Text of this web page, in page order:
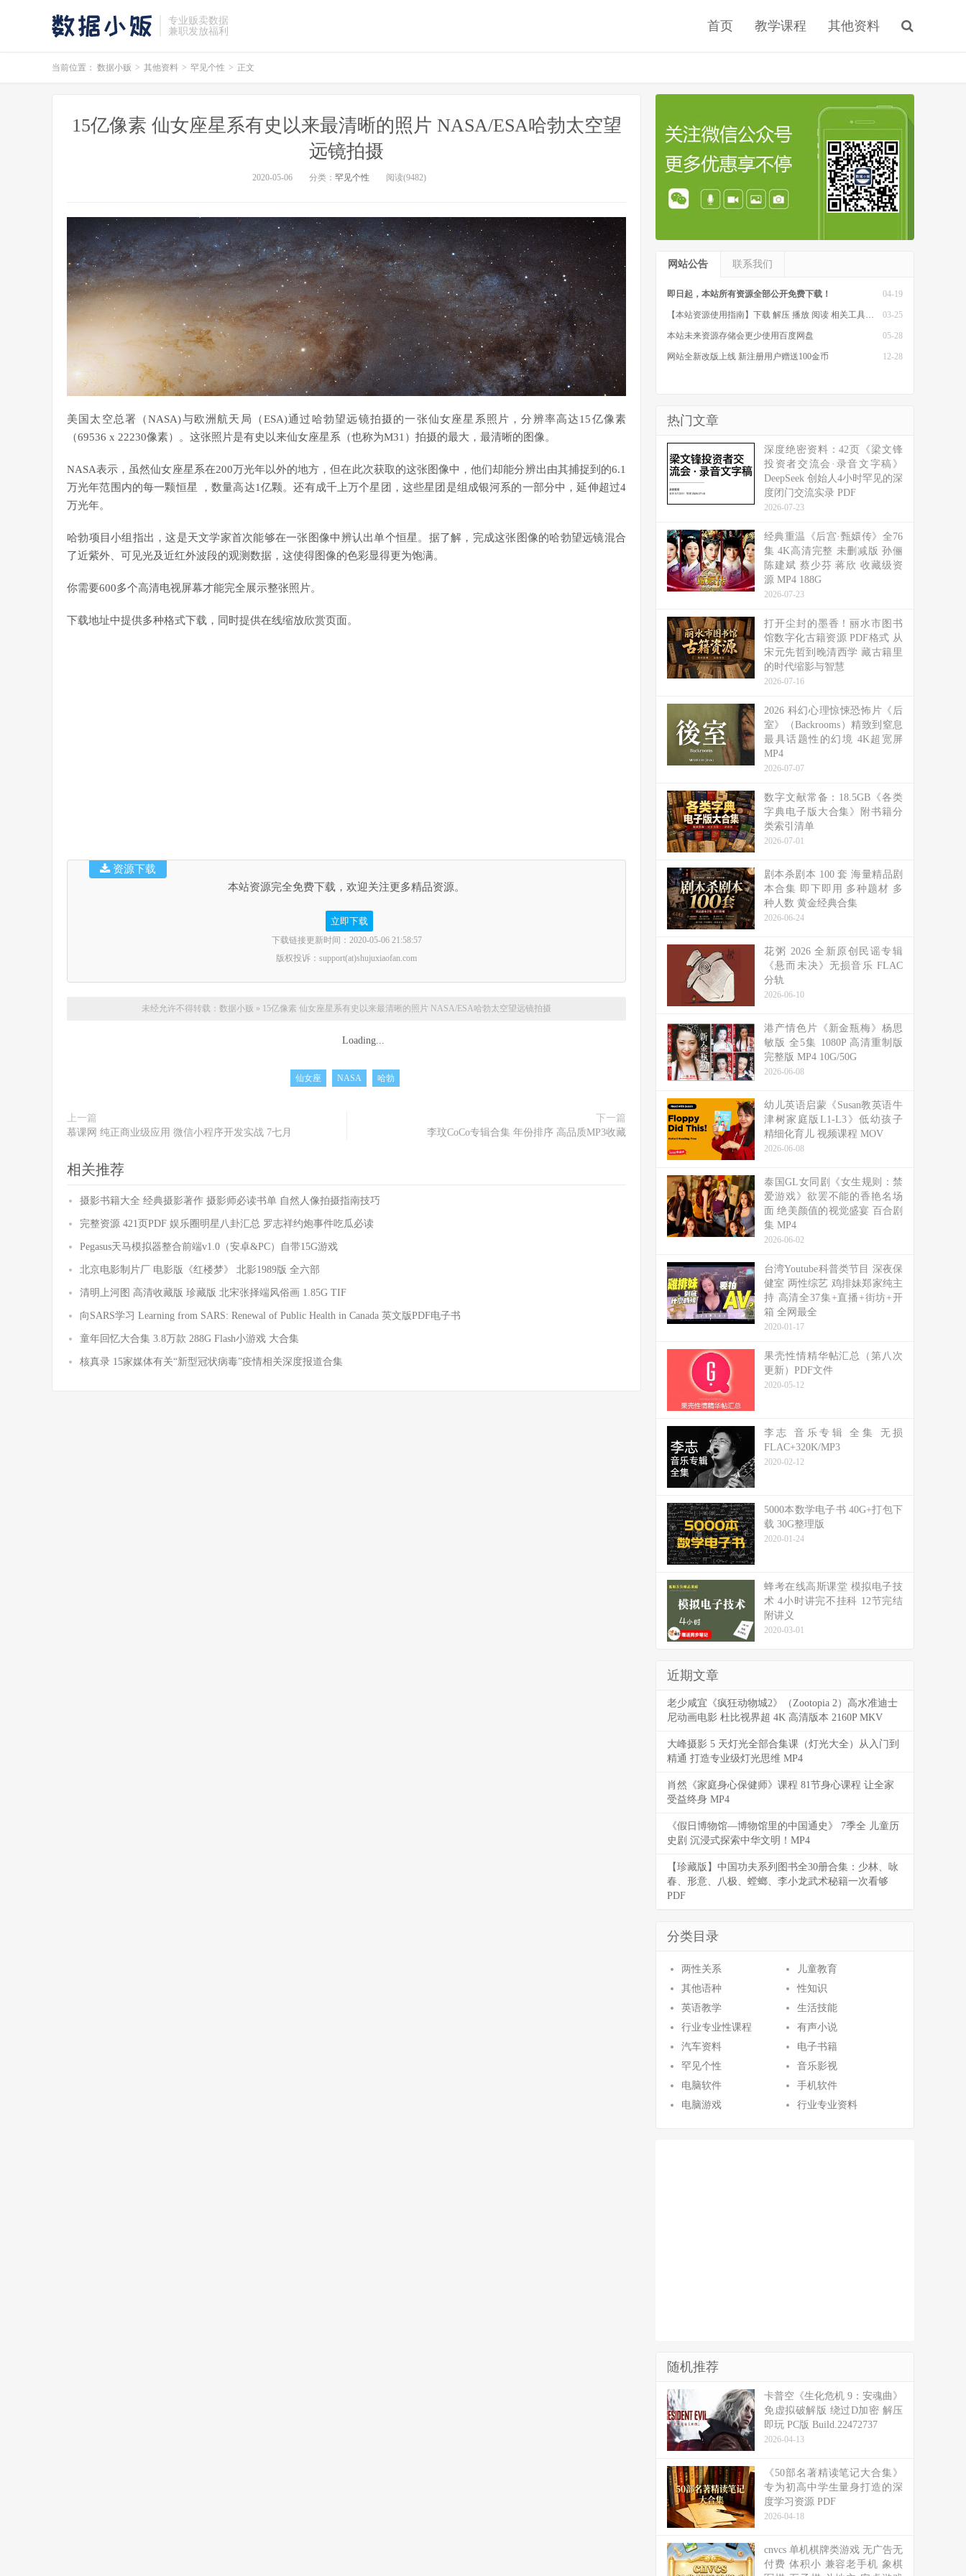
专业贩卖数据
兼职发放福利
首页 教学课程 其他资料
当前位置： 数据小贩 > 其他资料 > 罕见个性 > 正文
15亿像素 仙女座星系有史以来最清晰的照片 NASA/ESA哈勃太空望
远镜拍摄
2020-05-06 分类： 罕见个性 阅读(9482)
美国太空总署（NASA)与欧洲航天局（ESA)通过哈勃望远镜拍摄的一张仙女座星系照片，分辨率高达15亿像素
（69536 x 22230像素）。这张照片是有史以来仙女座星系（也称为M31）拍摄的最大，最清晰的图像。
NASA表示，虽然仙女座星系在200万光年以外的地方，但在此次获取的这张图像中，他们却能分辨出由其捕捉到的6.1
万光年范围内的每一颗恒星 ，数量高达1亿颗。还有成千上万个星团，这些星团是组成银河系的一部分中，延伸超过4
万光年。
哈勃项目小组指出，这是天文学家首次能够在一张图像中辨认出单个恒星。据了解，完成这张图像的哈勃望远镜混合
了近紫外、可见光及近红外波段的观测数据，这使得图像的色彩显得更为饱满。
你需要600多个高清电视屏幕才能完全展示整张照片。
下载地址中提供多种格式下载，同时提供在线缩放欣赏页面。
本站资源完全免费下载，欢迎关注更多精品资源。
立即下载
下载链接更新时间：2020-05-06 21:58:57
版权投诉：support(at)shujuxiaofan.com
资源下载
未经允许不得转载： 数据小贩 » 15亿像素 仙女座星系有史以来最清晰的照片 NASA/ESA哈勃太空望远镜拍摄
Loading...
仙女座 NASA 哈勃
上一篇
慕课网 纯正商业级应用 微信小程序开发实战 7七月
下一篇
李玟CoCo专辑合集 年份排序 高品质MP3收藏
相关推荐
摄影书籍大全 经典摄影著作 摄影师必读书单 自然人像拍摄指南技巧
完整资源 421页PDF 娱乐圈明星八卦汇总 罗志祥约炮事件吃瓜必读
Pegasus天马模拟器整合前端v1.0（安卓&PC）自带15G游戏
北京电影制片厂 电影版《红楼梦》 北影1989版 全六部
清明上河图 高清收藏版 珍藏版 北宋张择端风俗画 1.85G TIF
向SARS学习 Learning from SARS: Renewal of Public Health in Canada 英文版PDF电子书
童年回忆大合集 3.8万款 288G Flash小游戏 大合集
核真录 15家媒体有关“新型冠状病毒”疫情相关深度报道合集
网站公告 联系我们
04-19
即日起，本站所有资源全部公开免费下载！
03-25
【本站资源使用指南】下载 解压 播放 阅读 相关工具软件
05-28
本站未来资源存储会更少使用百度网盘
12-28
网站全新改版上线 新注册用户赠送100金币
热门文章
深度绝密资料：42页《梁文锋
投资者交流会·录音文字稿》
DeepSeek 创始人4小时罕见的深
度闭门交流实录 PDF
2026-07-23
经典重温《后宫·甄嬛传》全76
集 4K高清完整 未删减版 孙俪
陈建斌 蔡少芬 蒋欣 收藏级资
源 MP4 188G
2026-07-23
打开尘封的墨香！丽水市图书
馆数字化古籍资源 PDF格式 从
宋元先哲到晚清西学 藏古籍里
的时代缩影与智慧
2026-07-16
2026 科幻心理惊悚恐怖片《后
室》（Backrooms）精致到窒息
最具话题性的幻境 4K超宽屏
MP4
2026-07-07
数字文献常备：18.5GB《各类
字典电子版大合集》附书籍分
类索引清单
2026-07-01
剧本杀剧本 100 套 海量精品剧
本合集 即下即用 多种题材 多
种人数 黄金经典合集
2026-06-24
花粥 2026 全新原创民谣专辑
《悬而未决》无损音乐 FLAC
分轨
2026-06-10
港产情色片《新金瓶梅》杨思
敏版 全5集 1080P 高清重制版
完整版 MP4 10G/50G
2026-06-08
幼儿英语启蒙《Susan教英语牛
津树家庭版L1-L3》低幼孩子
精细化育儿 视频课程 MOV
2026-06-08
泰国GL女同剧《女生规则：禁
爱游戏》欲罢不能的香艳名场
面 绝美颜值的视觉盛宴 百合剧
集 MP4
2026-06-02
台湾Youtube科普类节目 深夜保
健室 两性综艺 鸡排妹郑家纯主
持 高清全37集+直播+街坊+开
箱 全网最全
2020-01-17
果壳性情精华帖汇总（第八次
更新）PDF文件
2020-05-12
李志 音乐专辑 全集 无损
FLAC+320K/MP3
2020-02-12
5000本数学电子书 40G+打包下
载 30G整理版
2020-01-24
蜂考在线高斯课堂 模拟电子技
术 4小时讲完不挂科 12节完结
附讲义
2020-03-01
近期文章
老少咸宜《疯狂动物城2》（Zootopia 2）高水准迪士
尼动画电影 杜比视界超 4K 高清版本 2160P MKV
大峰摄影 5 天灯光全部合集课（灯光大全）从入门到
精通 打造专业级灯光思维 MP4
肖然《家庭身心保健师》课程 81节身心课程 让全家
受益终身 MP4
《假日博物馆—博物馆里的中国通史》 7季全 儿童历
史剧 沉浸式探索中华文明！MP4
【珍藏版】中国功夫系列图书全30册合集：少林、咏
春、形意、八极、螳螂、李小龙武术秘籍一次看够
PDF
分类目录
两性关系
儿童教育
其他语种
性知识
英语教学
生活技能
行业专业性课程
有声小说
汽车资料
电子书籍
罕见个性
音乐影视
电脑软件
手机软件
电脑游戏
行业专业资料
随机推荐
卡普空《生化危机 9：安魂曲》
免虚拟破解版 绕过D加密 解压
即玩 PC版 Build.22472737
2026-04-13
《50部名著精读笔记大合集》
专为初高中学生量身打造的深
度学习资源 PDF
2026-04-18
cnvcs 单机棋牌类游戏 无广告无
付费 体积小 兼容老手机 象棋